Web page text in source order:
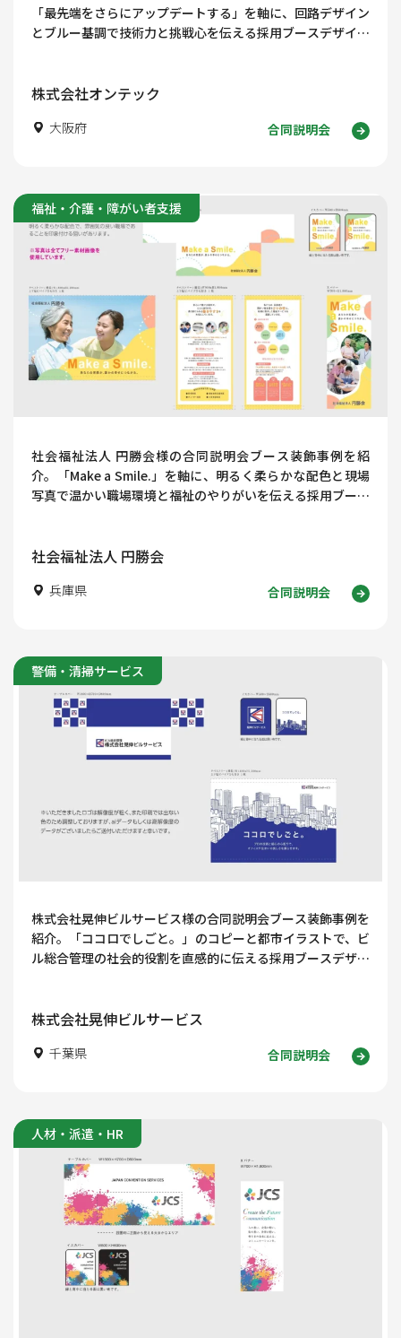
「最先端をさらにアップデートする」を軸に、回路デザイン
とブルー基調で技術力と挑戦心を伝える採用ブースデザイン
株式会社オンテック
大阪府 合同説明会
福祉・介護・障がい者支援
社会福祉法人 円勝会様の合同説明会ブース装飾事例を紹
介。「Make a Smile.」を軸に、明るく柔らかな配色と現場
写真で温かい職場環境と福祉のやりがいを伝える採用ブース
社会福祉法人 円勝会
兵庫県 合同説明会
警備・清掃サービス
株式会社晃伸ビルサービス様の合同説明会ブース装飾事例を
紹介。「ココロでしごと。」のコピーと都市イラストで、ビ
ル総合管理の社会的役割を直感的に伝える採用ブースデザイ
株式会社晃伸ビルサービス
千葉県 合同説明会
人材・派遣・HR